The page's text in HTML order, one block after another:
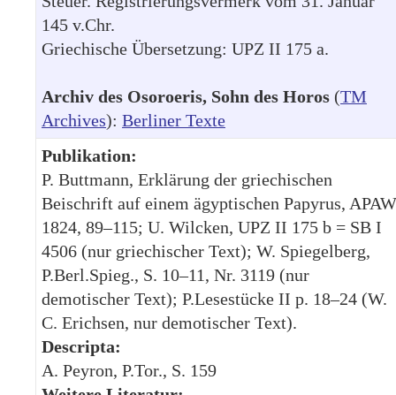
145 v.Chr.
Griechische Übersetzung: UPZ II 175 a.
Archiv des Osoroeris, Sohn des Horos (TM
Archives): Berliner Texte
Publikation:
P. Buttmann, Erklärung der griechischen
Beischrift auf einem ägyptischen Papyrus, APAW
1824, 89–115; U. Wilcken, UPZ II 175 b = SB I
4506 (nur griechischer Text); W. Spiegelberg,
P.Berl.Spieg., S. 10–11, Nr. 3119 (nur
demotischer Text); P.Lesestücke II p. 18–24 (W.
C. Erichsen, nur demotischer Text).
Descripta:
A. Peyron, P.Tor., S. 159